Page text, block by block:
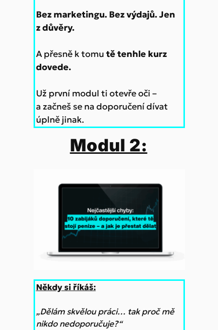
Bez marketingu. Bez výdajů. Jen
z důvěry.
A přesně k tomu tě tenhle kurz
dovede.
Už první modul ti otevře oči –
a začneš se na doporučení dívat
úplně jinak.
Modul 2:
Někdy si říkáš:
„Dělám skvělou práci… tak proč mě
nikdo nedoporučuje?“